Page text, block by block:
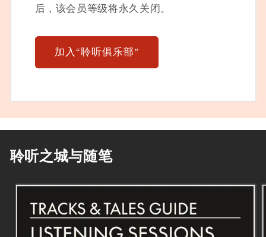
后，该会员等级将永久关闭。
加入“聆听俱乐部”
聆听之城与随笔